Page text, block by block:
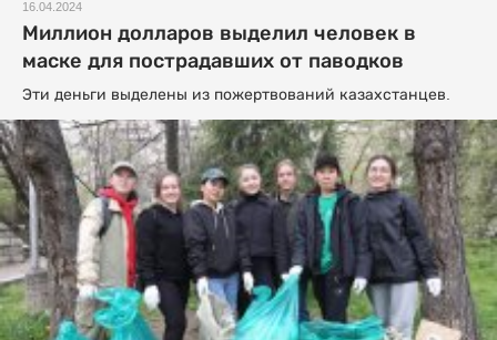
16.04.2024
Миллион долларов выделил человек в
маске для пострадавших от паводков
Эти деньги выделены из пожертвований казахстанцев.